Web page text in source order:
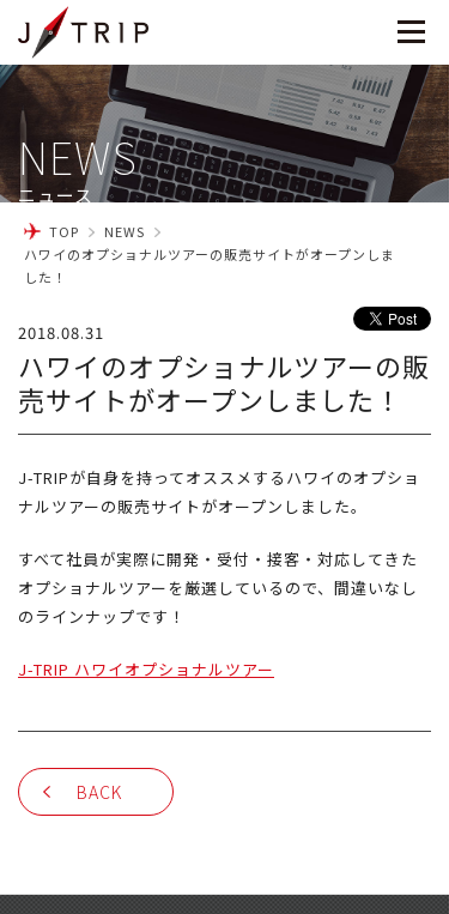
NEWS
ニュース
TOP
NEWS
ハワイのオプショナルツアーの販売サイトがオープンしま
した！
2018.08.31
ハワイのオプショナルツアーの販
売サイトがオープンしました！
J-TRIPが自身を持ってオススメするハワイのオプショ
ナルツアーの販売サイトがオープンしました。
すべて社員が実際に開発・受付・接客・対応してきた
オプショナルツアーを厳選しているので、間違いなし
のラインナップです！
J-TRIP ハワイオプショナルツアー
BACK